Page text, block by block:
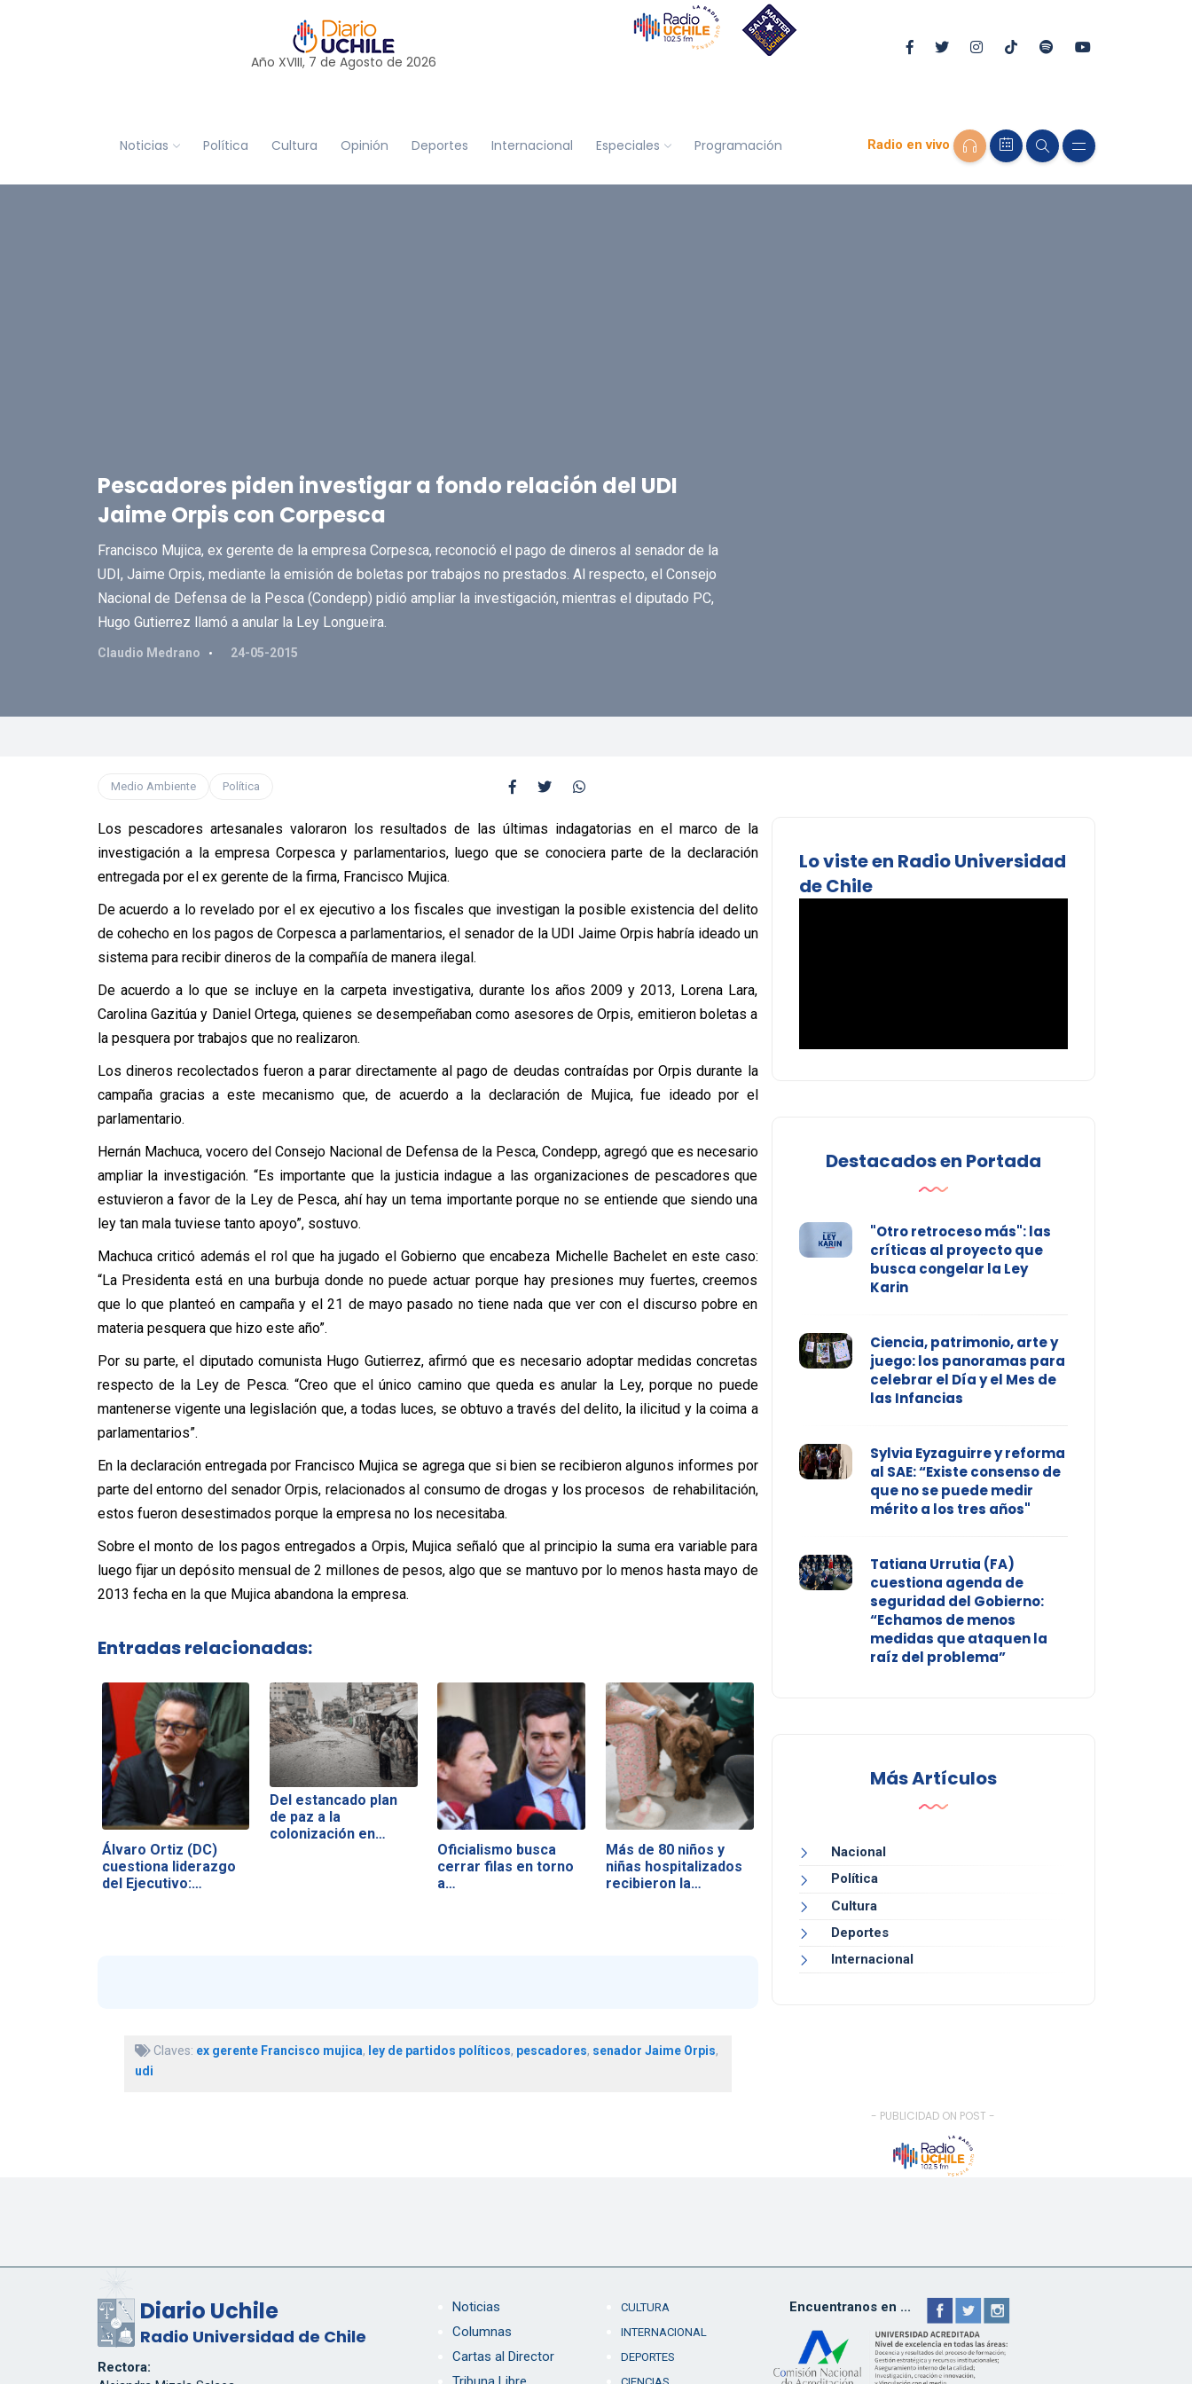
Año XVIII, 7 de Agosto de 2026
Noticias Política Cultura Opinión Deportes Internacional Especiales Programación Radio en vivo
Pescadores piden investigar a fondo relación del UDI
Jaime Orpis con Corpesca
Francisco Mujica, ex gerente de la empresa Corpesca, reconoció el pago de dineros al senador de la
UDI, Jaime Orpis, mediante la emisión de boletas por trabajos no prestados. Al respecto, el Consejo
Nacional de Defensa de la Pesca (Condepp) pidió ampliar la investigación, mientras el diputado PC,
Hugo Gutierrez llamó a anular la Ley Longueira.
Claudio Medrano 24-05-2015
Medio Ambiente Política
Los pescadores artesanales valoraron los resultados de las últimas indagatorias en el marco de la
investigación a la empresa Corpesca y parlamentarios, luego que se conociera parte de la declaración
entregada por el ex gerente de la firma, Francisco Mujica.
De acuerdo a lo revelado por el ex ejecutivo a los fiscales que investigan la posible existencia del delito
de cohecho en los pagos de Corpesca a parlamentarios, el senador de la UDI Jaime Orpis habría ideado un
sistema para recibir dineros de la compañía de manera ilegal.
De acuerdo a lo que se incluye en la carpeta investigativa, durante los años 2009 y 2013, Lorena Lara,
Carolina Gazitúa y Daniel Ortega, quienes se desempeñaban como asesores de Orpis, emitieron boletas a
la pesquera por trabajos que no realizaron.
Los dineros recolectados fueron a parar directamente al pago de deudas contraídas por Orpis durante la
campaña gracias a este mecanismo que, de acuerdo a la declaración de Mujica, fue ideado por el
parlamentario.
Hernán Machuca, vocero del Consejo Nacional de Defensa de la Pesca, Condepp, agregó que es necesario
ampliar la investigación. “Es importante que la justicia indague a las organizaciones de pescadores que
estuvieron a favor de la Ley de Pesca, ahí hay un tema importante porque no se entiende que siendo una
ley tan mala tuviese tanto apoyo”, sostuvo.
Machuca criticó además el rol que ha jugado el Gobierno que encabeza Michelle Bachelet en este caso:
“La Presidenta está en una burbuja donde no puede actuar porque hay presiones muy fuertes, creemos
que lo que planteó en campaña y el 21 de mayo pasado no tiene nada que ver con el discurso pobre en
materia pesquera que hizo este año”.
Por su parte, el diputado comunista Hugo Gutierrez, afirmó que es necesario adoptar medidas concretas
respecto de la Ley de Pesca. “Creo que el único camino que queda es anular la Ley, porque no puede
mantenerse vigente una legislación que, a todas luces, se obtuvo a través del delito, la ilicitud y la coima a
parlamentarios”.
En la declaración entregada por Francisco Mujica se agrega que si bien se recibieron algunos informes por
parte del entorno del senador Orpis, relacionados al consumo de drogas y los procesos de rehabilitación,
estos fueron desestimados porque la empresa no los necesitaba.
Sobre el monto de los pagos entregados a Orpis, Mujica señaló que al principio la suma era variable para
luego fijar un depósito mensual de 2 millones de pesos, algo que se mantuvo por lo menos hasta mayo de
2013 fecha en la que Mujica abandona la empresa.
Entradas relacionadas:
Álvaro Ortiz (DC)
cuestiona liderazgo
del Ejecutivo:…
Del estancado plan
de paz a la
colonización en…
Oficialismo busca
cerrar filas en torno
a…
Más de 80 niños y
niñas hospitalizados
recibieron la…
Claves: ex gerente Francisco mujica, ley de partidos políticos, pescadores, senador Jaime Orpis,
udi
Lo viste en Radio Universidad
de Chile
Destacados en Portada
"Otro retroceso más": las
críticas al proyecto que
busca congelar la Ley
Karin
Ciencia, patrimonio, arte y
juego: los panoramas para
celebrar el Día y el Mes de
las Infancias
Sylvia Eyzaguirre y reforma
al SAE: “Existe consenso de
que no se puede medir
mérito a los tres años"
Tatiana Urrutia (FA)
cuestiona agenda de
seguridad del Gobierno:
“Echamos de menos
medidas que ataquen la
raíz del problema”
Más Artículos
Nacional
Política
Cultura
Deportes
Internacional
- PUBLICIDAD ON POST -
Diario Uchile
Radio Universidad de Chile
Rectora:
Noticias
Columnas
Cartas al Director
CULTURA
INTERNACIONAL
DEPORTES
Encuentranos en ...